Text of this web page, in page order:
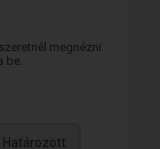
megnézni
be.
Határozott